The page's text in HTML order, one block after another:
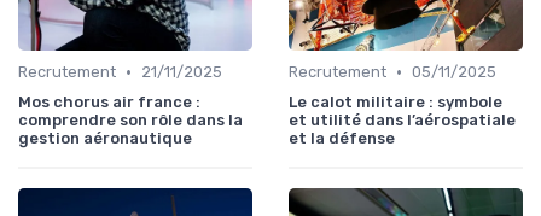
Recrutement •
21/11/2025
Mos chorus air france :
comprendre son rôle dans la
gestion aéronautique
Recrutement • 05/11/2025
Le calot militaire : symbole
et utilité dans l’aérospatiale
et la défense